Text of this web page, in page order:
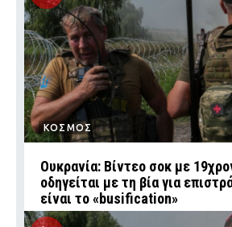
ΚΟΣΜΟΣ
Ουκρανία: Βίντεο σοκ με
οδηγείται με τη βία για
είναι το «busification»